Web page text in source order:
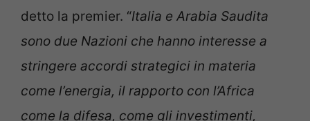
detto la premier. “Italia e Arabia Saudita
sono due Nazioni che hanno interesse a
stringere accordi strategici in materia
come l’energia, il rapporto con l’Africa
come la difesa, come gli investimenti,